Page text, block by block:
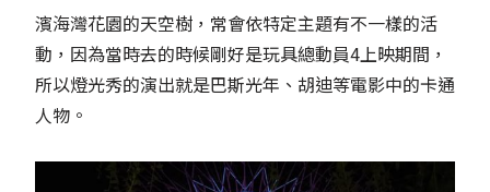
濱海灣花園的天空樹，常會依特定主題有不一樣的活
動，因為當時去的時候剛好是玩具總動員4上映期間，
所以燈光秀的演出就是巴斯光年、胡迪等電影中的卡通
人物。